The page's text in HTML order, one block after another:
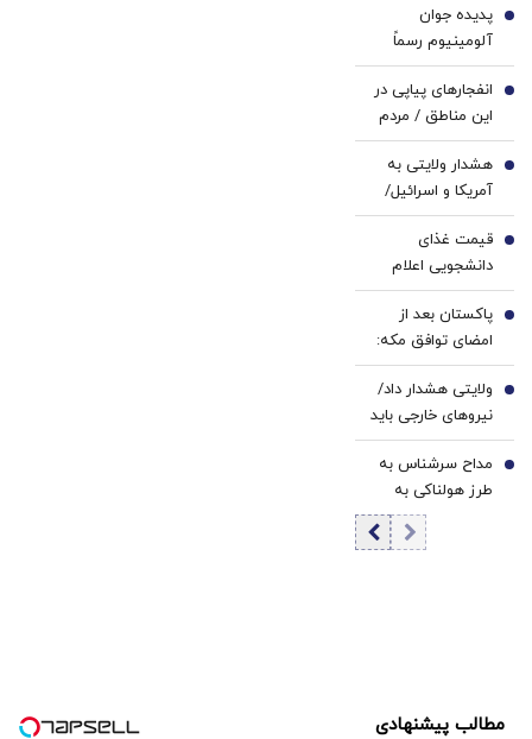
فوری
🔥🔥
سفید
کننده
خانگی
پدیده جوان
آلومینیوم رسماً
پرسپولیسی شد
1
انفجارهای پیاپی در
این مناطق / مردم
آماده باشند
2
هشدار ولایتی به
آمریکا و اسرائیل/
منطقه را ترک کنید
3
قیمت غذای
دانشجویی اعلام
شد
4
پاکستان بعد از
امضای توافق مکه:
باید در برابر اسرائیل
متحد شویم
5
ولایتی هشدار داد/
نیروهای خارجی باید
منطقه را ترک کنند
6
مداح سرشناس به
طرز هولناکی به
قتل رسید / فیلم
جنایت برای خانواده
7
مطالب پیشنهادی